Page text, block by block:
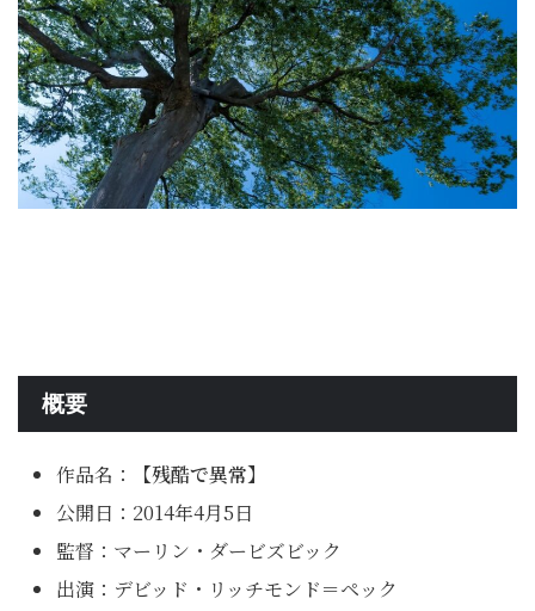
概要
作品名：
【残酷で異常】
公開日：2014年4月5日
監督：マーリン・ダービズビック
出演：デビッド・リッチモンド＝ペック